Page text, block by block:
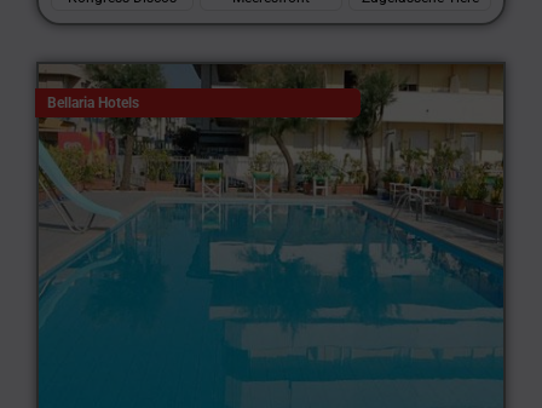
Bellaria Hotels